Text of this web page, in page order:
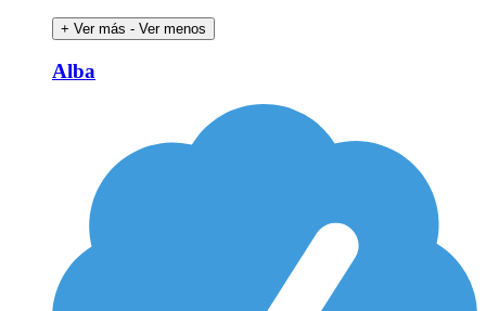
+ Ver más - Ver menos
Alba